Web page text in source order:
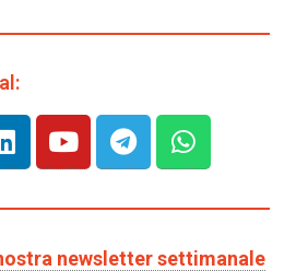
newsletter settimanale